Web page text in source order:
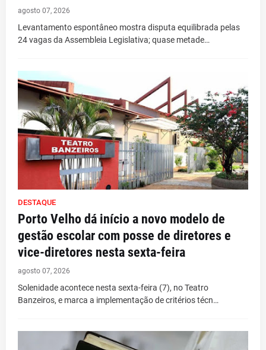
agosto 07, 2026
Levantamento espontâneo mostra disputa equilibrada pelas
24 vagas da Assembleia Legislativa; quase metade…
DESTAQUE
Porto Velho dá início a novo modelo de
gestão escolar com posse de diretores e
vice-diretores nesta sexta-feira
agosto 07, 2026
Solenidade acontece nesta sexta-feira (7), no Teatro
Banzeiros, e marca a implementação de critérios técn…